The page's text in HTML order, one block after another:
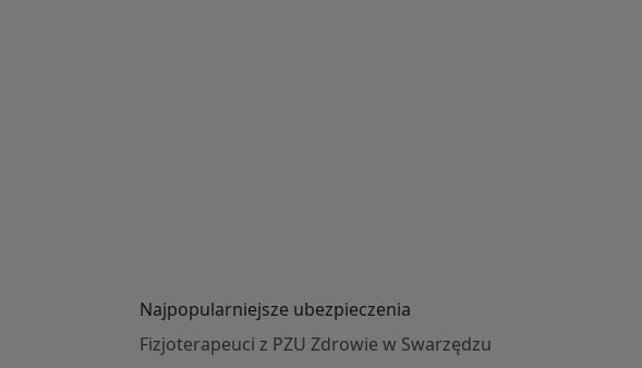
Najpopularniejsze ubezpieczenia
Fizjoterapeuci z PZU Zdrowie w Swarzędzu